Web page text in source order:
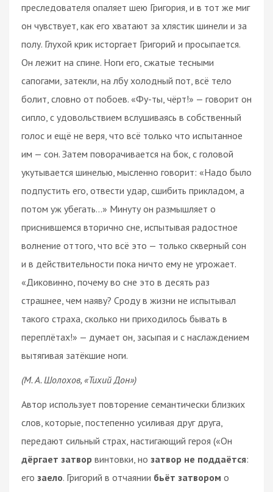
преследователя опаляет шею Григория, и в тот же миг
он чувствует, как его хватают за хлястик шинели и за
полу. Глухой крик исторгает Григорий и просыпается.
Он лежит на спине. Ноги его, сжатые тесными
сапогами, затекли, на лбу холодный пот, всё тело
болит, словно от побоев. «Фу-ты, чёрт!» — говорит он
сипло, с удовольствием вслушиваясь в собственный
голос и ещё не веря, что всё только что испытанное
им — сон. Затем поворачивается на бок, с головой
укутывается шинелью, мысленно говорит: «Надо было
подпустить его, отвести удар, сшибить прикладом, а
потом уж убегать…» Минуту он размышляет о
приснившемся вторично сне, испытывая радостное
волнение оттого, что всё это — только скверный сон
и в действительности пока ничто ему не угрожает.
«Диковинно, почему во сне это в десять раз
страшнее, чем наяву? Сроду в жизни не испытывал
такого страха, сколько ни приходилось бывать в
переплётах!» — думает он, засыпая и с наслаждением
вытягивая затёкшие ноги.
(М. А. Шолохов, «Тихий Дон»)
Автор использует повторение семантически близких
слов, которые, постепенно усиливая друг друга,
передают сильный страх, настигающий героя («Он
дёргает затвор винтовки, но затвор не поддаётся:
его заело. Григорий в отчаянии бьёт затвором о